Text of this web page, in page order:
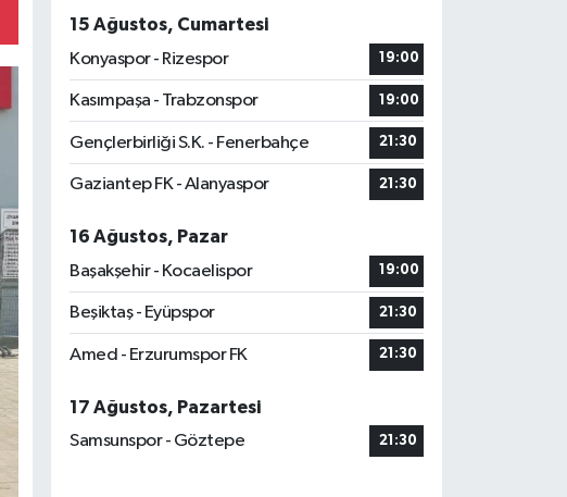
15 Ağustos, Cumartesi
Konyaspor - Rizespor
19:00
Kasımpaşa - Trabzonspor 19:00
Gençlerbirliği S.K. - Fenerbahçe 21:30
Gaziantep FK - Alanyaspor 21:30
16 Ağustos, Pazar
Başakşehir - Kocaelispor
19:00
Beşiktaş - Eyüpspor 21:30
Amed - Erzurumspor FK 21:30
17 Ağustos, Pazartesi
Samsunspor - Göztepe
21:30